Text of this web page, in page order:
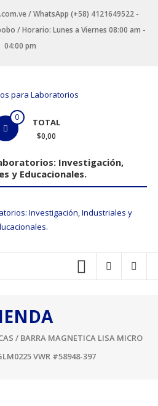
/ WhatsApp (+58) 4121649522 -
/ Horario: Lunes a Viernes 08:00 am -
04:00 pm
0 TOTAL
$0,00
Investigación,
y Educacionales.
/ BARRA MAGNETICA LISA MICRO
VWR #58948-397